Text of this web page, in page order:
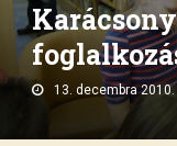
13. decembra 2010.